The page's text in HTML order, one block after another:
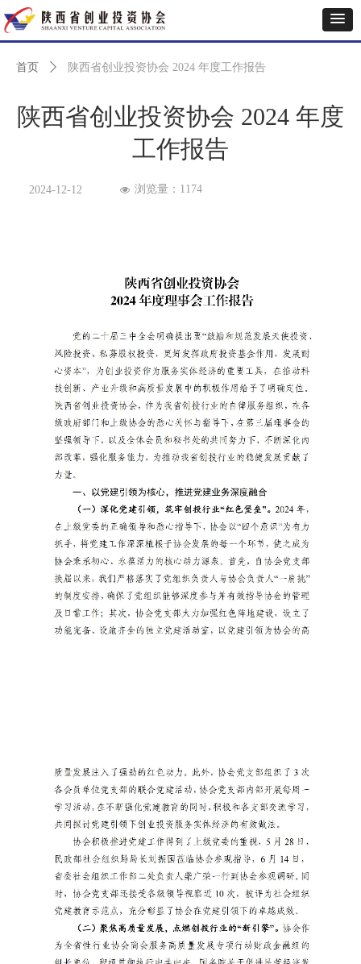
陕西省创业投资协会 2024 年度
工作报告
2024-12-12 넶 浏览量： 1174
首页 ꄲ 陕西省创业投资协会 2024 年度工作报告